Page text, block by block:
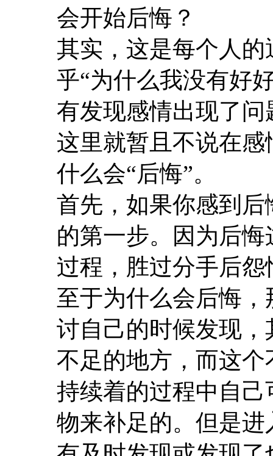
会开始后悔？
其实，这是每个人
乎“为什么我没有好
有发现感情出现了问
这里就暂且不说在
什么会“后悔”。
首先，如果你感到
的第一步。因为后
过程，胜过分手后
至于为什么会后悔
讨自己的时候发现
不足的地方，而这
持续着的过程中自
物来补足的。但是